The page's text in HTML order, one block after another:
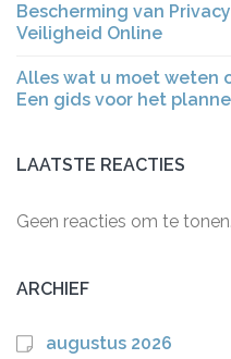
Bescherming van
Veiligheid Online
Alles wat u moet weten
Een gids voor het
LAATSTE REACTIES
Geen reacties om te tonen.
ARCHIEF
augustus 2026